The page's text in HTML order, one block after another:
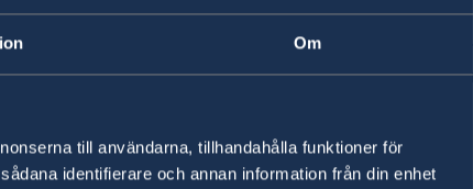
Om
till användarna, tillhandahålla funktioner för
identifierare och annan information från din enhet
available. Please contact the Embassy
link to the Embassy is found at the bottom of
Moving to someone in Sweden